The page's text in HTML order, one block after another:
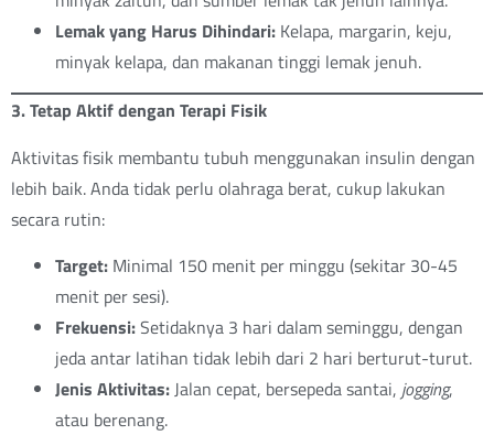
Lemak yang Harus Dihindari: Kelapa, margarin, keju,
minyak kelapa, dan makanan tinggi lemak jenuh.
3. Tetap Aktif dengan Terapi Fisik
Aktivitas fisik membantu tubuh menggunakan insulin dengan
lebih baik. Anda tidak perlu olahraga berat, cukup lakukan
secara rutin:
Target: Minimal 150 menit per minggu (sekitar 30-45
menit per sesi).
Frekuensi:Setidaknya 3 hari dalam seminggu, dengan
jeda antar latihan tidak lebih dari 2 hari berturut-turut.
Jenis Aktivitas:Jalan cepat, bersepeda santai, jogging,
atau berenang.